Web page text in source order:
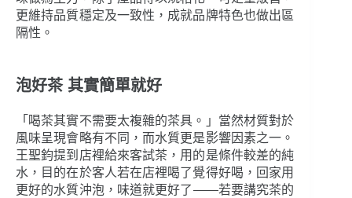
更維持品質穩定及一致性，成就品牌特色也做出區
隔性。
泡好茶 其實簡單就好
「喝茶其實不需要太複雜的茶具。」當然材質對於
風味呈現會略有不同，而水質更是影響因素之一。
王聖鈞提到店裡給來客試茶，用的是條件較差的純
水，目的在於客人若在店裡喝了覺得好喝，回家用
更好的水質沖泡，味道就更好了――若要講究茶的